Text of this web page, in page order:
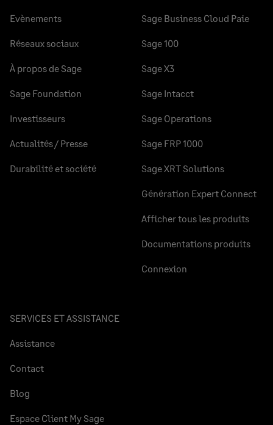
Evènements
Réseaux sociaux
À propos de Sage
Sage Foundation
Investisseurs
Actualités / Presse
Durabilité et société
Sage Business Cloud Paie
Sage 100
Sage X3
Sage Intacct
Sage Operations
Sage FRP 1000
Sage XRT Solutions
Génération Expert Connect
Afficher tous les produits
Documentations produits
Connexion
SERVICES ET ASSISTANCE
Assistance
Contact
Blog
Espace Client My Sage